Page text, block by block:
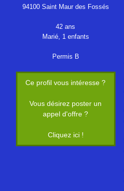
94100 Saint Maur des Fossés
42 ans
Marié, 1 enfants
Permis B
Ce profil vous intéresse ?
Vous désirez poster un
appel d'offre ?
Cliquez ici !